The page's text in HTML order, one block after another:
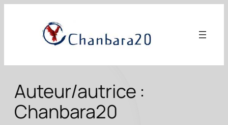
Auteur/autrice :
Chanbara20